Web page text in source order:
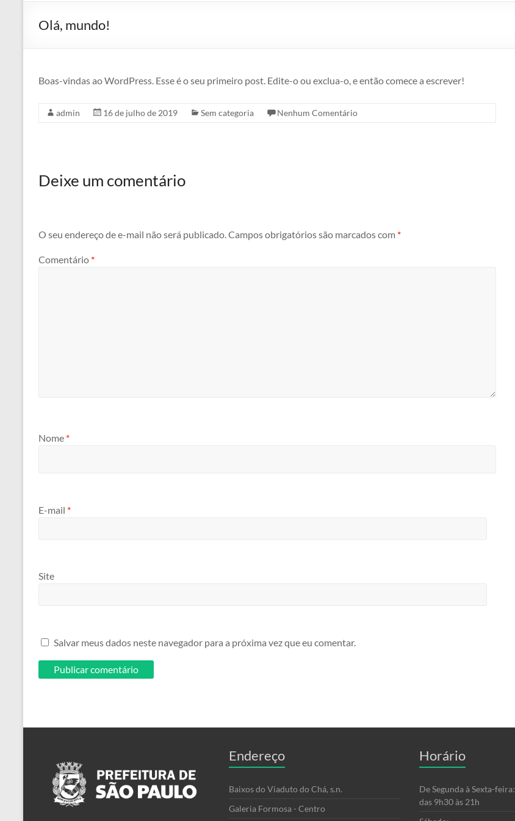
Olá, mundo!
Boas-vindas ao WordPress. Esse é o seu primeiro post. Edite-o ou exclua-o, e então comece a escrever!
admin 16 de julho de 2019 Sem categoria Nenhum Comentário
Deixe um comentário
O seu endereço de e-mail não será publicado. Campos obrigatórios são marcados com *
Comentário *
Nome *
E-mail *
Site
Salvar meus dados neste navegador para a próxima vez que eu comentar.
Endereço
Baixos do Viaduto do Chá, s.n.
Galeria Formosa - Centro
Horário
De Segunda à Sexta-feira:
das 9h30 às 21h